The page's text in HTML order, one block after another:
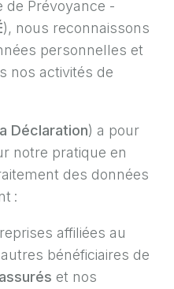
de Prévoyance -
), nous reconnaissons
personnelles et
nos activités de
Déclaration) a pour
notre pratique en
des données
:
affiliées au
bénéficiaires de
assurés et nos